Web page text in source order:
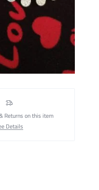
Returns on this item
Details